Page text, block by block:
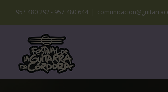
Saltar
al
contenido
957 480 292 - 957 480 644 |